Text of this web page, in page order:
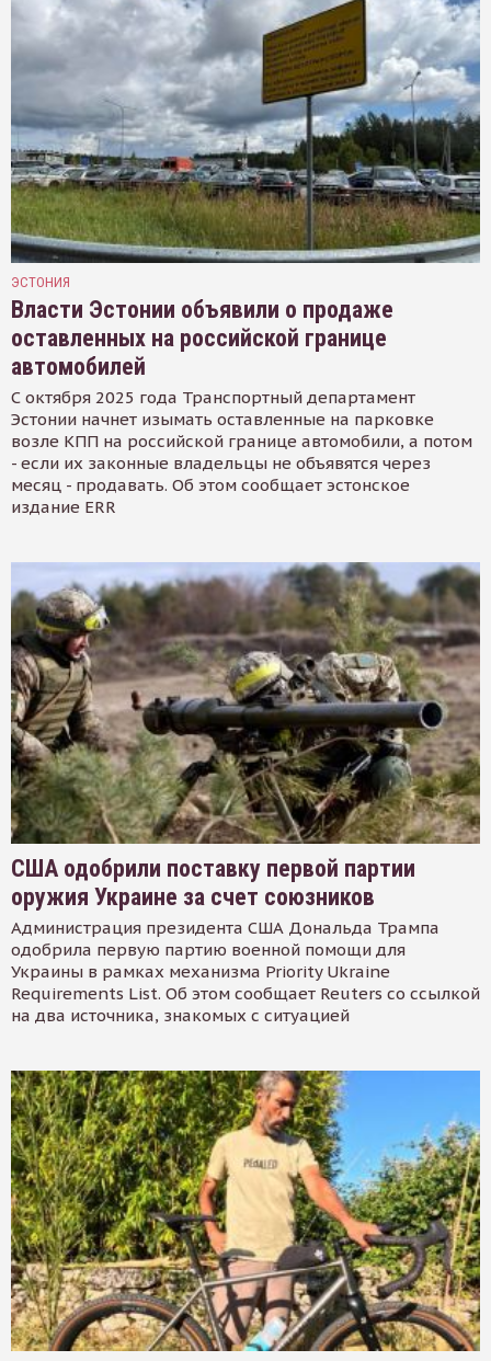
ЭСТОНИЯ
Власти Эстонии объявили о продаже
оставленных на российской границе
автомобилей
С октября 2025 года Транспортный департамент
Эстонии начнет изымать оставленные на парковке
возле КПП на российской границе автомобили, а потом
- если их законные владельцы не объявятся через
месяц - продавать. Об этом сообщает эстонское
издание ERR
США одобрили поставку первой партии
оружия Украине за счет союзников
Администрация президента США Дональда Трампа
одобрила первую партию военной помощи для
Украины в рамках механизма Priority Ukraine
Requirements List. Об этом сообщает Reuters со ссылкой
на два источника, знакомых с ситуацией